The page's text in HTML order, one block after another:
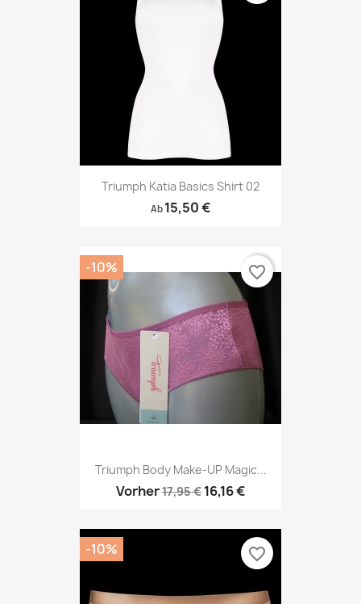
Triumph Katia Basics Shirt 02
Ab 15,50 €
Triumph Body Make-UP Magic...
Vorher17,95 € 16,16 €
-10% favorite_border
-10% favorite_border